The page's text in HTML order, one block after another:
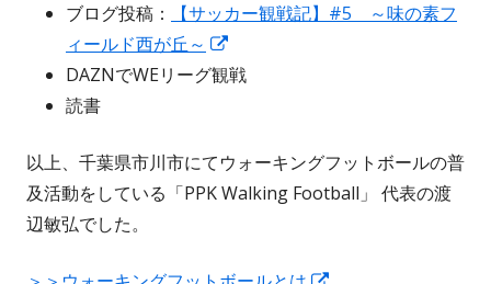
ブログ投稿：
【サッカー観戦記】#5 ～味の素フ
ィールド西が丘～
し
ィ
ン
DAZNでWEリーグ観戦
読書
以上、千葉県市川市にてウォーキングフットボールの普
及活動をしている「PPK Walking Football」 代表の渡
辺敏弘でした。